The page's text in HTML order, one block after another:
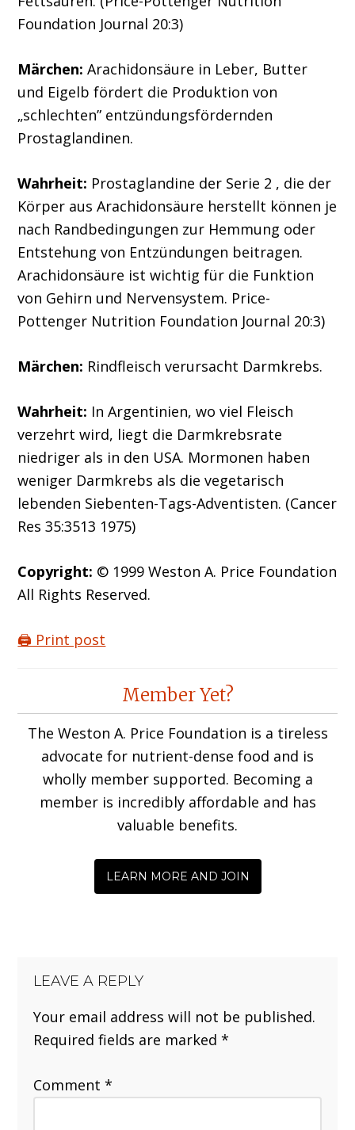
Foundation Journal 20:3)
Märchen:Arachidonsäure in Leber, Butter
und Eigelb fördert die Produktion von
„schlechten” entzündungsfördernden
Prostaglandinen.
Wahrheit: Prostaglandine der Serie 2 , die der
Körper aus Arachidonsäure herstellt können je
nach Randbedingungen zur Hemmung oder
Entstehung von Entzündungen beitragen.
Arachidonsäure ist wichtig für die Funktion
von Gehirn und Nervensystem. Price-
Pottenger Nutrition Foundation Journal 20:3)
Märchen: Rindfleisch verursacht Darmkrebs.
Wahrheit: In Argentinien, wo viel Fleisch
verzehrt wird, liegt die Darmkrebsrate
niedriger als in den USA. Mormonen haben
weniger Darmkrebs als die vegetarisch
lebenden Siebenten-Tags-Adventisten. (Cancer
Res 35:3513 1975)
Copyright: © 1999 Weston A. Price Foundation
All Rights Reserved.
🖨️ Print post
InteractionsMember Yet?
The Weston A. Price Foundation is a tireless
advocate for nutrient-dense food and is
wholly member supported. Becoming a
member is incredibly affordable and has
valuable benefits.
LEARN MORE AND JOIN
LEAVE A REPLY
Your email address will not be published.
Required fields are marked*
Comment*